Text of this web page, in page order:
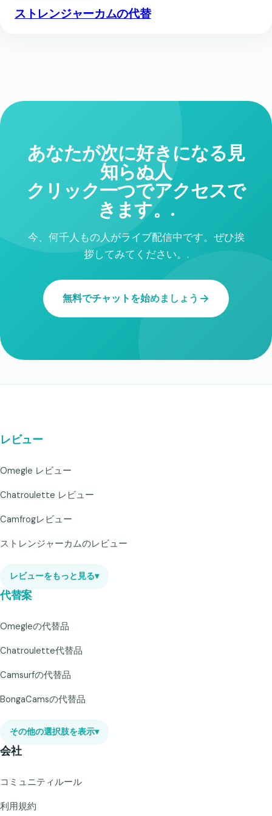
ストレンジャーカムの代替
あなたが次に好きになる見
知らぬ人
クリック一つでアクセスで
きます。.
今、何千人もの人がライブ配信中です。ぜひ挨
拶してみてください。.
無料でチャットを始めましょう
レビュー
Omegle レビュー
Chatroulette レビュー
Camfrogレビュー
ストレンジャーカムのレビュー
レビューをもっと見る▾
代替案
Omegleの代替品
Chatroulette代替品
Camsurfの代替品
BongaCamsの代替品
その他の選択肢を表示▾
会社
コミュニティルール
利用規約